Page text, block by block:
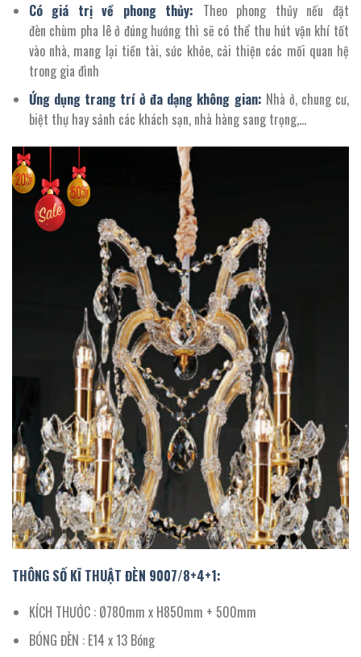
Có giá trị về phong thủy: Theo phong thủy nếu đặt
đèn chùm pha lê ở đúng hướng thì sẽ có thể thu hút vận khí tốt
vào nhà, mang lại tiền tài, sức khỏe, cải thiện các mối quan hệ
trong gia đình
Ứng dụng trang trí ở đa dạng không gian: Nhà ở, chung cư,
biệt thự hay sảnh các khách sạn, nhà hàng sang trọng,…
THÔNG SỐ KĨ THUẬT ĐÈN 9007/8+4+1:
KÍCH THƯỚC : Ø780mm x H850mm + 500mm
BÓNG ĐÈN : E14 x 13 Bóng